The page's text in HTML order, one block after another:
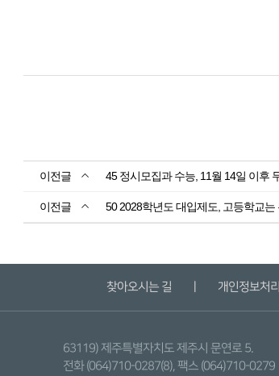
45 정시모집과 수능, 11월 14일 이후
50 2028학년도 대입제도, 고등학교
찾아오시는 길 개인정보처
63119) 제주특별자치도 제주시 문연로 5.
전화 (064)710-0287(8), 팩스 (064)710-0279